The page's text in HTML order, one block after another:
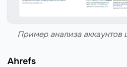
Пример анализа
Ahrefs